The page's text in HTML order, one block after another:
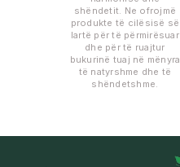
shëndetit. Ne ofrojmë
produkte të cilësisë së
lartë për të përmirësuar
dhe për të ruajtur
bukurinë tuaj në mënyra
të natyrshme dhe të
shëndetshme.